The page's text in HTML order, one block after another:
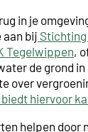
in je
aan bij
Tegelwippen,
de grond
over
hiervoor
helpen door